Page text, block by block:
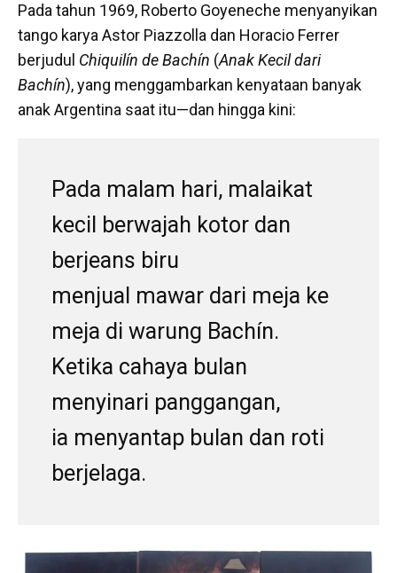
Pada tahun 1969, Roberto Goyeneche menyanyikan
tango karya Astor Piazzolla dan Horacio Ferrer
berjudul Chiquilín de Bachín (Anak Kecil dari
Bachín), yang menggambarkan kenyataan banyak
anak Argentina saat itu—dan hingga kini:
Pada malam hari, malaikat
kecil berwajah kotor dan
berjeans biru
menjual mawar dari meja ke
meja di warung Bachín.
Ketika cahaya bulan
menyinari panggangan,
ia menyantap bulan dan roti
berjelaga.